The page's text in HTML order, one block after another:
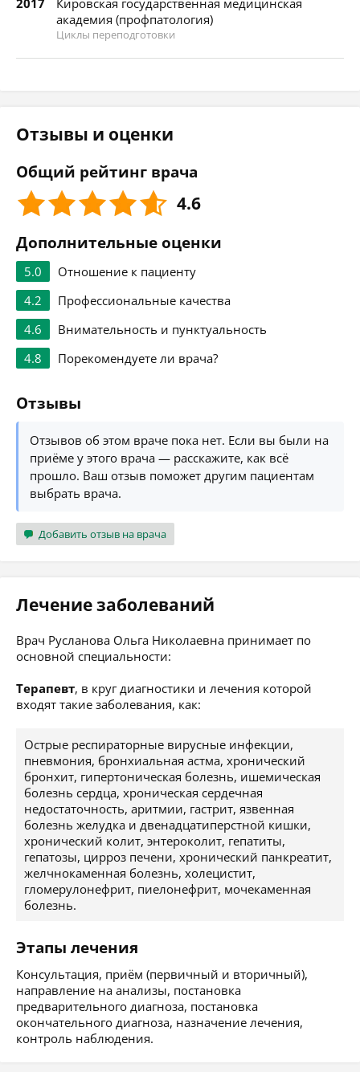
2017
Кировская государственная медицинская
академия (профпатология)
Циклы переподготовки
Отзывы и оценки
Общий рейтинг врача
4.6
Дополнительные оценки
5.0
Отношение к пациенту
4.2
Профессиональные качества
4.6
Внимательность и пунктуальность
4.8
Порекомендуете ли врача?
Отзывы
Отзывов об этом враче пока нет. Если вы были на
приёме у этого врача — расскажите, как всё
прошло. Ваш отзыв поможет другим пациентам
выбрать врача.
Добавить отзыв на врача
Лечение заболеваний
Врач Русланова Ольга Николаевна принимает по
основной специальности:
Терапевт, в круг диагностики и лечения которой
входят такие заболевания, как:
Острые респираторные вирусные инфекции,
пневмония, бронхиальная астма, хронический
бронхит, гипертоническая болезнь, ишемическая
болезнь сердца, хроническая сердечная
недостаточность, аритмии, гастрит, язвенная
болезнь желудка и двенадцатиперстной кишки,
хронический колит, энтероколит, гепатиты,
гепатозы, цирроз печени, хронический панкреатит,
желчнокаменная болезнь, холецистит,
гломерулонефрит, пиелонефрит, мочекаменная
болезнь.
Этапы лечения
Консультация, приём (первичный и вторичный),
направление на анализы, постановка
предварительного диагноза, постановка
окончательного диагноза, назначение лечения,
контроль наблюдения.